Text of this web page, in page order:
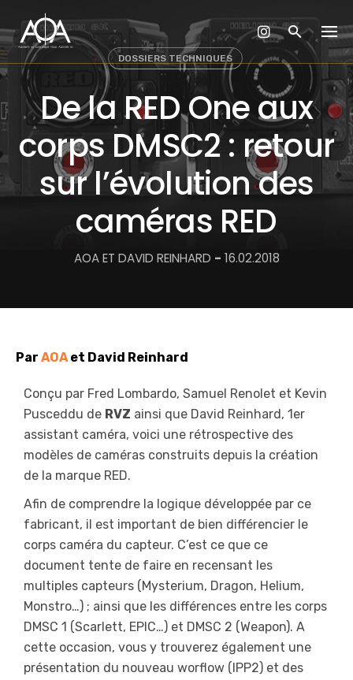
to
content
DOSSIERS TECHNIQUES
De la RED One aux
corps DMSC2 : retour
sur l’évolution des
caméras RED
AOA ET DAVID REINHARD - 16.02.2018
Par AOAet David Reinhard
Conçu par Fred Lombardo, Samuel Renolet et Kevin
Pusceddu de RVZ ainsi que David Reinhard, 1er
assistant caméra, voici une rétrospective des
modèles de caméras construits depuis la création
de la marque RED.
Afin de comprendre la logique développée par ce
fabricant, il est important de bien différencier le
corps caméra du capteur. C’est ce que ce
document tente de faire en recensant les
multiples capteurs (Mysterium, Dragon, Helium,
Monstro…) ; ainsi que les différences entre les corps
DMSC 1 (Scarlett, EPIC…) et DMSC 2 (Weapon). A
cette occasion, vous y trouverez également une
présentation du nouveau worflow (IPP2) et des